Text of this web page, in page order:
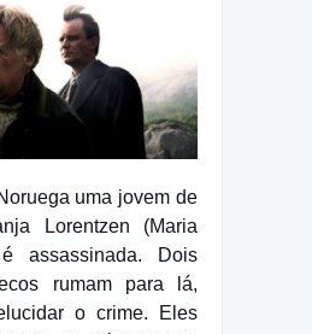
uma jovem de
Lorentzen (Maria
é assassinada. Dois
rumam para lá,
o crime. Eles